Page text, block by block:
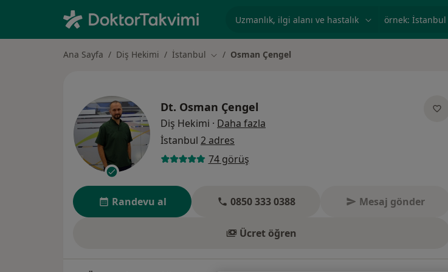
örnek: İstanbul
Ana Sayfa Diş Hekimi İstanbul Şehir değiştir
Osman Çengel
Dt. Osman Çengel
Diş Hekimi · Daha fazla
İstanbul 2 adres
74 görüş
Randevu al 0850 333 0388 Mesaj gönder
Ücret öğren